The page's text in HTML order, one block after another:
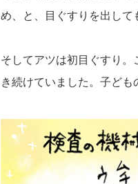
め、と、目ぐすりを出して
そしてアツは初目ぐすり
き続けていました。子ども